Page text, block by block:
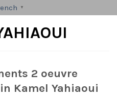
▼
2 oeuvre
Kamel Yahiaoui